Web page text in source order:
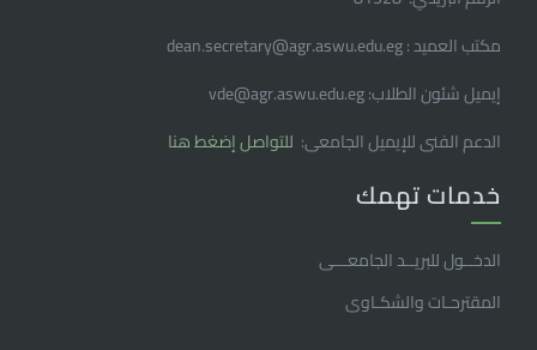
مكتب العميد : dean.secretary@agr.aswu.edu.eg
إيميل شئون الطلاب: vde@agr.aswu.edu.eg
الدعم الفنى للإيميل الجامعى: للتواصل إضغط هنا
خدمات تهمك
الدخــول للبريــد الجامعـــى
المقترحـات والشكـاوى